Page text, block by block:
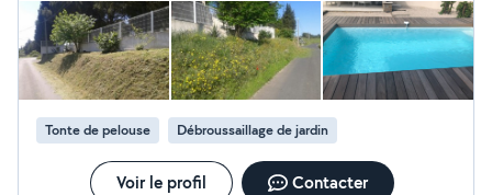
Tonte de pelouse Débroussaillage de jardin
Voir le profil Contacter